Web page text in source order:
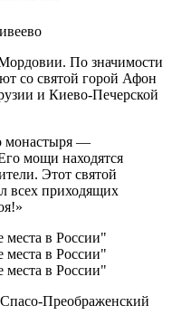
По значимости
со святой горой Афон
и Киево‑Печерской
монастыря —
мощи находятся
Этот святой
всех приходящих
Преображенский